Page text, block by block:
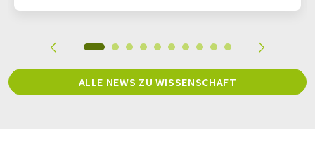
ALLE NEWS ZU WISSENSCHAFT